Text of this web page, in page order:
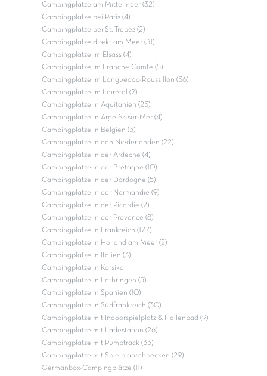
Campingplätze am Mittelmeer (32)
Campingplätze bei Paris (4)
Campingplätze bei St. Tropez (2)
Campingplätze direkt am Meer (31)
Campingplätze im Elsass (4)
Campingplätze im Franche Comté (5)
Campingplätze im Languedoc-Roussillon (36)
Campingplätze im Loiretal (2)
Campingplätze in Aquitanien (23)
Campingplätze in Argelès-sur-Mer (4)
Campingplätze in Belgien (3)
Campingplätze in den Niederlanden (22)
Campingplätze in der Ardèche (4)
Campingplätze in der Bretagne (10)
Campingplätze in der Dordogne (5)
Campingplätze in der Normandie (9)
Campingplätze in der Picardie (2)
Campingplätze in der Provence (8)
Campingplätze in Frankreich (177)
Campingplätze in Holland am Meer (2)
Campingplätze in Italien (3)
Campingplätze in Korsika
Campingplätze in Lothringen (5)
Campingplätze in Spanien (10)
Campingplätze in Südfrankreich (30)
Campingplätze mit Indoorspielplatz & Hallenbad (9)
Campingplätze mit Ladestation (26)
Campingplätze mit Pumptrack (33)
Campingplätze mit Spielplanschbecken (29)
Germanbox-Campingplätze (11)